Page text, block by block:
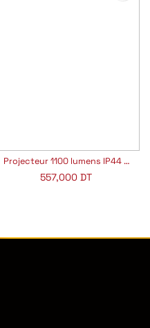
Projecteur 1100 lumens IP44 à base magnétique
557,000 DT